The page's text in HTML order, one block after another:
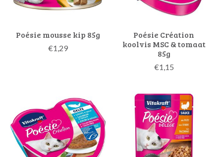
Poésie mousse kip 85g
€1,29
Poésie Création
koolvis MSC & tomaat
85g
€1,15